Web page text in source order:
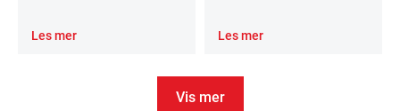
Les mer Les mer
Vis mer